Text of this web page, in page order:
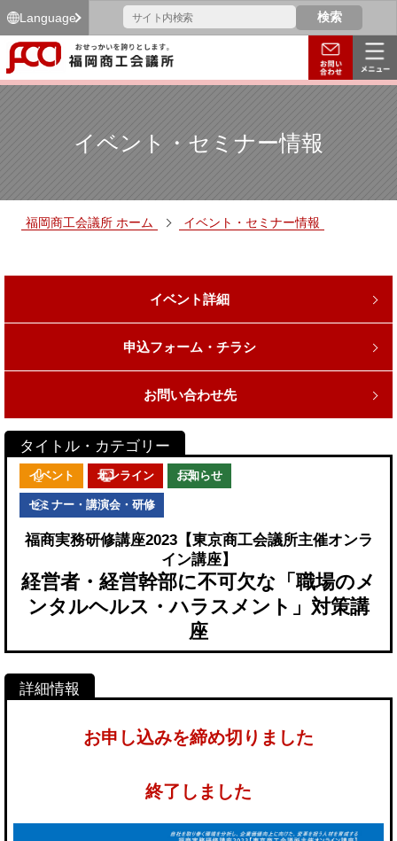
Language
イベント・セミナー情報
福岡商工会議所 ホーム イベント・セミナー情報
イベント詳細
申込フォーム・チラシ
お問い合わせ先
イベント オンライン お知らせ
セミナー・講演会・研修
福商実務研修講座2023【東京商工会議所主催オンラ
イン講座】
経営者・経営幹部に不可欠な「職場のメ
ンタルヘルス・ハラスメント」対策講
座
お申し込みを締め切りました
終了しました